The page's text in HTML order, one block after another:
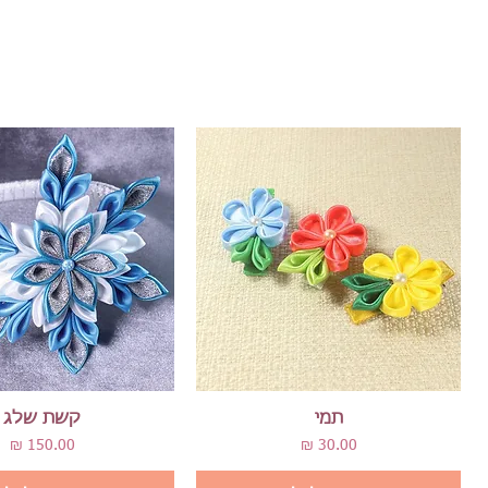
תצוגה מהירה
תמי
מחיר
תצוגה מהירה
קשת שלג
מחיר